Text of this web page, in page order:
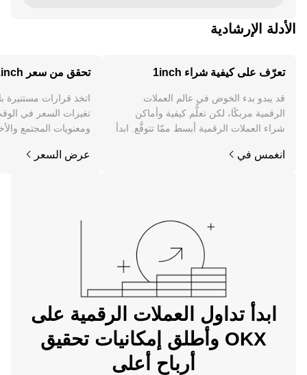
الأدلة الإرشادية
تعرّف على كيفية شراء 1inch
قد يبدو بدء الخوض في عالم العملات
الرقمية مربكًا، لكن تعلُّم كيفية وأماكن
شراء العملات الرقمية أبسط ممّا تتوقَّع. ابدأ
الويب.
انغمس في
تحقق من سعر 1inch
اتخذ قرارات
ومعنويات المجتمع
عرض السعر
ابدأ تداول العملات الرقمية على
OKX وأطلق إمكانيات تحقيق
أرباح أعلى